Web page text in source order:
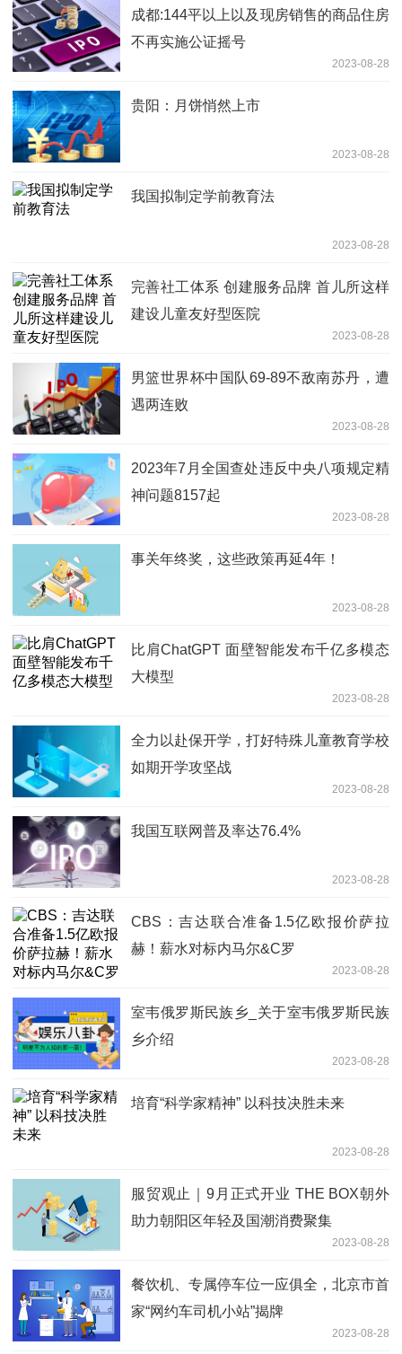
成都:144平以上以及现房销售的商品住房
不再实施公证摇号
2023-08-28
贵阳：月饼悄然上市
2023-08-28
我国拟制定学前教育法
2023-08-28
完善社工体系 创建服务品牌 首儿所这样
建设儿童友好型医院
2023-08-28
男篮世界杯中国队69-89不敌南苏丹，遭
遇两连败
2023-08-28
2023年7月全国查处违反中央八项规定精
神问题8157起
2023-08-28
事关年终奖，这些政策再延4年！
2023-08-28
比肩ChatGPT 面壁智能发布千亿多模态
大模型
2023-08-28
全力以赴保开学，打好特殊儿童教育学校
如期开学攻坚战
2023-08-28
我国互联网普及率达76.4%
2023-08-28
CBS：吉达联合准备1.5亿欧报价萨拉
赫！薪水对标内马尔&C罗
2023-08-28
室韦俄罗斯民族乡_关于室韦俄罗斯民族
乡介绍
2023-08-28
培育“科学家精神” 以科技决胜未来
2023-08-28
服贸观止｜9月正式开业 THE BOX朝外
助力朝阳区年轻及国潮消费聚集
2023-08-28
餐饮机、专属停车位一应俱全，北京市首
家“网约车司机小站”揭牌
2023-08-28